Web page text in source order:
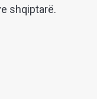
shqiptarë.